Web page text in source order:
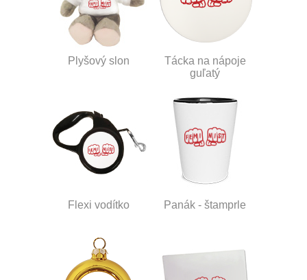
Plyšový slon
Tácka na nápoje
guľatý
Flexi vodítko Panák - štamprle